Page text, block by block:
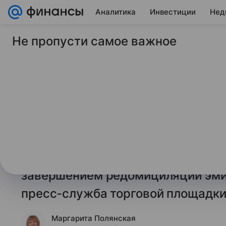
Аналитика Инвестиции
4 февраля 2026 Финансы Mail
10 февраля 2026 года на
завершением редомициляции
пресс-служба торговой
Маргарита Полянская
Не пропусти самое важное